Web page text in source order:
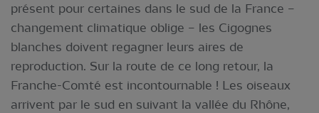
présent pour certaines dans le sud de la France –
changement climatique oblige – les Cigognes
blanches doivent regagner leurs aires de
reproduction. Sur la route de ce long retour, la
Franche-Comté est incontournable ! Les oiseaux
arrivent par le sud en suivant la vallée du Rhône,